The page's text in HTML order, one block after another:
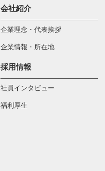
会社紹介
企業理念・代表挨拶
企業情報・所在地
採用情報
社員インタビュー
福利厚生